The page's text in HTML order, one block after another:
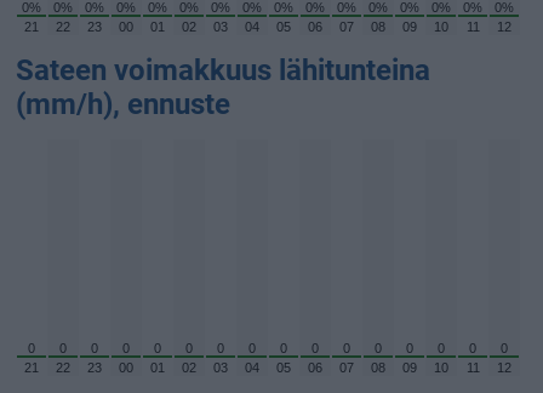
0% 0% 0% 0% 0% 0% 0% 0% 0% 0% 0% 0% 0% 0% 0%
0%
21
22 23 00 01 02 03 04 05 06 07 08 09 10 11 12
Sateen voimakkuus lähitunteina
(mm/h), ennuste
0 0 0 0 0 0 0 0 0 0 0 0 0 0 0
0
21
22 23 00 01 02 03 04 05 06 07 08 09 10 11 12